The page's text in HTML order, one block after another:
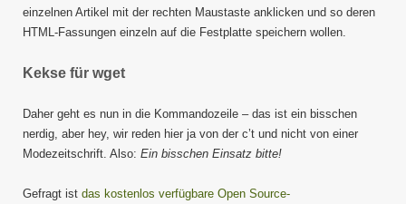
einzelnen Artikel mit der rechten Maustaste anklicken und so deren
HTML-Fassungen einzeln auf die Festplatte speichern wollen.
Kekse für wget
Daher geht es nun in die Kommandozeile – das ist ein bisschen
nerdig, aber hey, wir reden hier ja von der c’t und nicht von einer
Modezeitschrift. Also: Ein bisschen Einsatz bitte!
Gefragt ist das kostenlos verfügbare Open Source-